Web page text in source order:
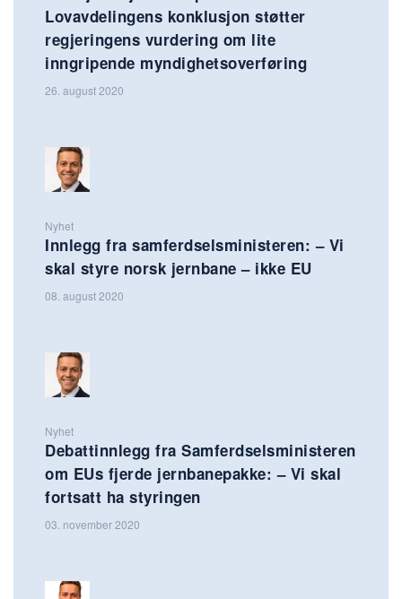
Lovavdelingens konklusjon støtter
regjeringens vurdering om lite
inngripende myndighetsoverføring
26. august 2020
Nyhet
Innlegg fra samferdselsministeren: – Vi
skal styre norsk jernbane – ikke EU
08. august 2020
Nyhet
Debattinnlegg fra Samferdselsministeren
om EUs fjerde jernbanepakke: – Vi skal
fortsatt ha styringen
03. november 2020